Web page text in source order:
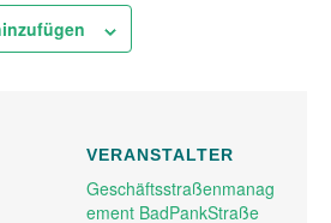
VERANSTALTER
Geschäftsstraßenmanag
ement BadPankStraße